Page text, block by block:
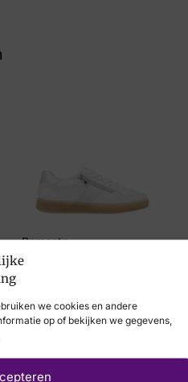
we cookies en andere
op of bekijken we gegevens,
Remonte
€